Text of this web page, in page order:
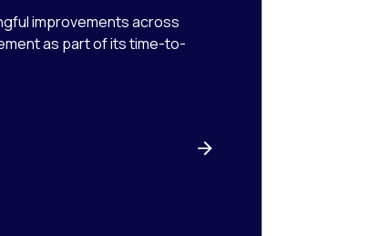
improvements across
as part of its time-to-